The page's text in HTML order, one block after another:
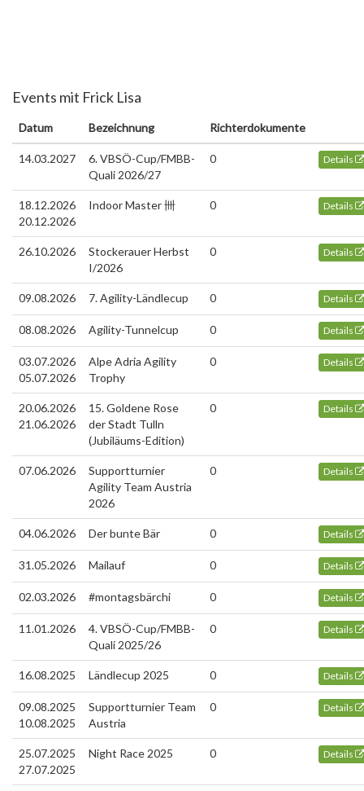
Events mit Frick Lisa
Datum Bezeichnung Richterdokumente
14.03.2027
6. VBSÖ-Cup/FMBB-
Quali 2026/27
0 Details
18.12.2026
20.12.2026
Indoor Master 卌 0 Details
26.10.2026
Stockerauer Herbst
I/2026
0 Details
09.08.2026 7. Agility-Ländlecup 0 Details
08.08.2026 Agility-Tunnelcup 0 Details
03.07.2026
05.07.2026
Alpe Adria Agility
Trophy
0 Details
20.06.2026
21.06.2026
15. Goldene Rose
der Stadt Tulln
(Jubiläums-Edition)
0 Details
07.06.2026
Supportturnier
Agility Team Austria
2026
0 Details
04.06.2026 Der bunte Bär 0 Details
31.05.2026 Mailauf 0 Details
02.03.2026 #montagsbärchi 0 Details
11.01.2026
4. VBSÖ-Cup/FMBB-
Quali 2025/26
0 Details
16.08.2025 Ländlecup 2025 0 Details
09.08.2025
10.08.2025
Supportturnier Team
Austria
0 Details
25.07.2025
27.07.2025
Night Race 2025 0 Details